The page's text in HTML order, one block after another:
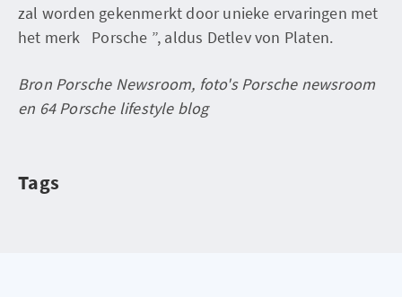
zal worden gekenmerkt door unieke ervaringen met
het merk Porsche ”, aldus Detlev von Platen.
Bron Porsche Newsroom, foto's Porsche newsroom
en 64 Porsche lifestyle blog
Tags